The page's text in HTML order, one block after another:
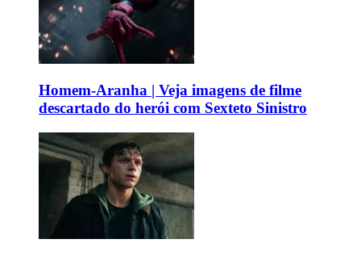
Homem-Aranha | Veja imagens de filme
descartado do herói com Sexteto Sinistro